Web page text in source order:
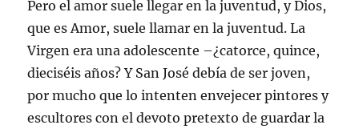
Pero el amor suele llegar en la juventud, y Dios,
que es Amor, suele llamar en la juventud. La
Virgen era una adolescente –¿catorce, quince,
dieciséis años? Y San José debía de ser joven,
por mucho que lo intenten envejecer pintores y
escultores con el devoto pretexto de guardar la